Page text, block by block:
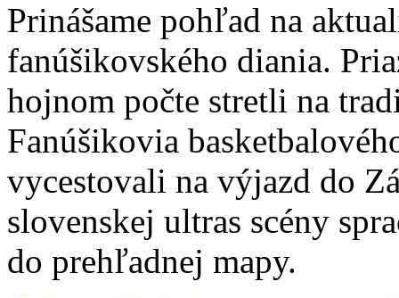
Prinášame pohľad na
fanúšikovského diania.
hojnom počte stretli na
Fanúšikovia
vycestovali na výjazd do
slovenskej ultras scény
do prehľadnej mapy.